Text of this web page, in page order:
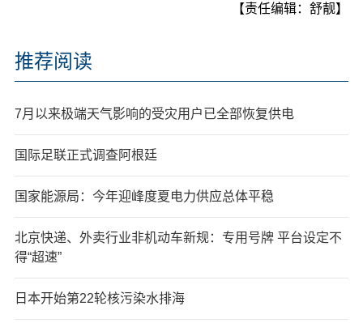
【责任编辑：舒靓】
推荐阅读
7月以来极端天气影响的受灾用户已全部恢复供电
国际足联正式调查阿根廷
国家能源局：今年迎峰度夏电力供应总体平稳
北京快递、外卖行业非机动车新规：专用号牌 平台设定不
得“超速”
日本开始第22轮核污染水排海